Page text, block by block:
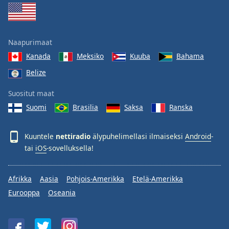
Naapurimaat
Kanada
Meksiko Kuuba
Bahama
Belize
Suositut maat
Suomi
Brasilia Saksa Ranska
Kuuntele nettiradio älypuhelimellasi ilmaiseksi Android-
tai iOS-sovelluksella!
Afrikka Aasia Pohjois-Amerikka
Etelä-Amerikka
Eurooppa
Oseania